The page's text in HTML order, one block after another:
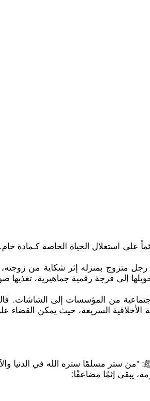
على استغلال الحياة الخاصة كـمادة
متزوج بمنزله إثر شكاية من
إلى فرجة رقمية جماهيرية، تغذيها
من المؤسسات إلى الشاشات.
الأخلاقية السريعة، حيث يمكن
"من ستر مسلمًا ستره الله في الدنيا
يبقى إثمًا مضاعفًا: